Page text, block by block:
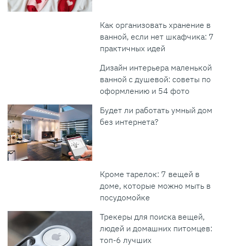
Как организовать хранение в
ванной, если нет шкафчика: 7
практичных идей
Дизайн интерьера маленькой
ванной с душевой: советы по
оформлению и 54 фото
Будет ли работать умный дом
без интернета?
Кроме тарелок: 7 вещей в
доме, которые можно мыть в
посудомойке
Трекеры для поиска вещей,
людей и домашних питомцев:
топ-6 лучших